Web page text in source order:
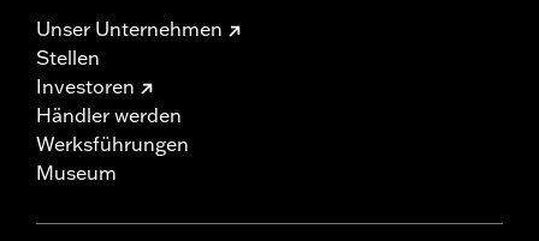
Unser Unternehmen
Stellen
Investoren
Händler werden
Werksführungen
Museum